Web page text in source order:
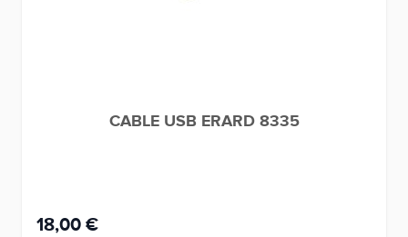
CABLE USB ERARD 8335
18,00 €